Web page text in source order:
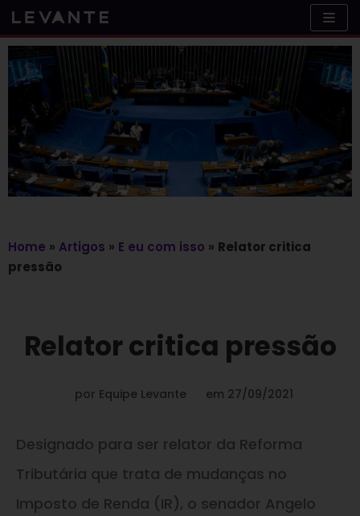
Skip
to
content
Home » Artigos » E eu com isso » Relator critica
pressão
Relator critica pressão
por Equipe Levante em 27/09/2021
Designado para ser relator da Reforma
Tributária que trata de mudanças no
Imposto de Renda (IR), o senador Angelo